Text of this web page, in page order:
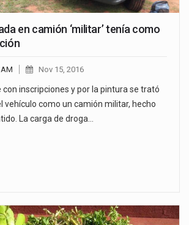
en camión ‘militar’ tenía como
Nov 15, 2016
con inscripciones y por la pintura se trató
vehículo como un camión militar, hecho
La carga de droga…